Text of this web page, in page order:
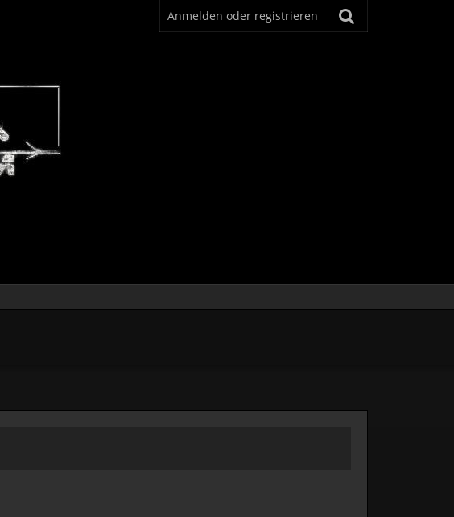
Anmelden oder registrieren